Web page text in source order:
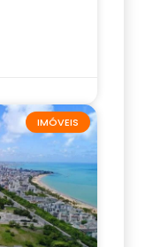
IMÓVEIS